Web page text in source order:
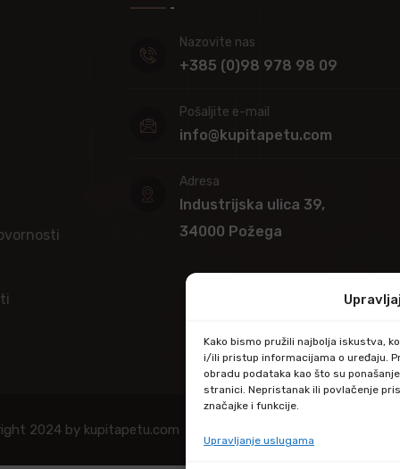
Kako bismo pružili najbolja iskustva,
i/ili pristup informacijama o uređaju.
obradu podataka kao što su
stranici. Nepristanak ili povlačenje
značajke i funkcije.
Upravljanje uslugama
Nazovite nas
+385 (0)98 978 98 09
Pošaljite e-mail
info@kupitapetu.com
Adresa
Industrijska ulica 39,
34000 Požega
2024 by kupitapetu.com